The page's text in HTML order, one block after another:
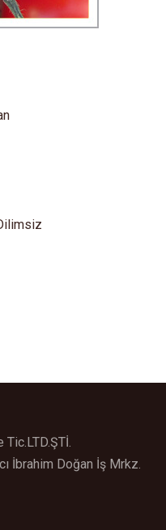
İbrahim Doğan İş Mrkz.